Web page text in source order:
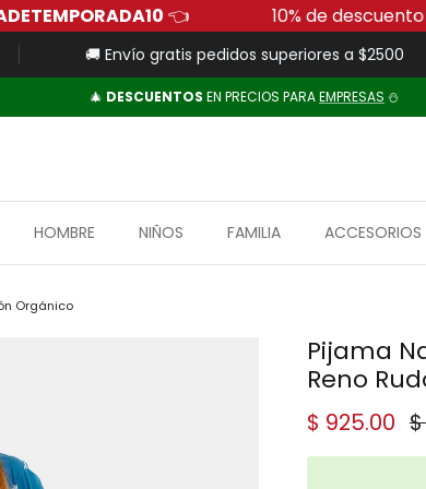
Código:FUERADETEMPORADA10 👈
🚚 Envío gratis pedidos superiores a $2500
🎄 DESCUENTOS EN PRECIOS PARAEMPRESAS ⛄
HOMBRE NIÑOS FAMILIA ACCESORIOS
Orgánico
Pijama
Reno
Precio de
$ 925.00